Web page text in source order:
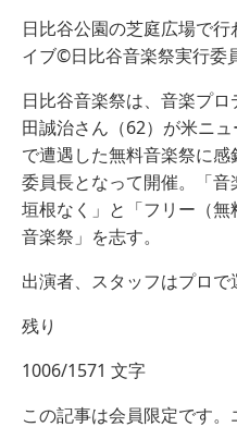
日比谷公園の芝庭広場で行
イブ©日比谷音楽祭実行委
日比谷音楽祭は、音楽プ
田誠治さん（62）が米ニ
で遭遇した無料音楽祭に
委員長となって開催。「
垣根なく」と「フリー（
音楽祭」を志す。
出演者、スタッフはプロ
残り
1006/1571 文字
この記事は会員限定です